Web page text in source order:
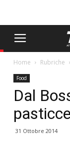
Home Rubriche
Food
Dal
31 Ottobre 2014